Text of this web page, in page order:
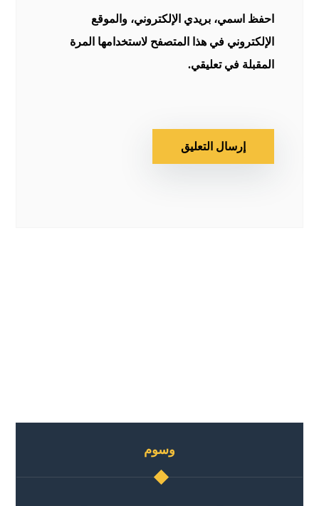
احفظ اسمي، بريدي الإلكتروني، والموقع
الإلكتروني في هذا المتصفح لاستخدامها المرة
المقبلة في تعليقي.
وسوم